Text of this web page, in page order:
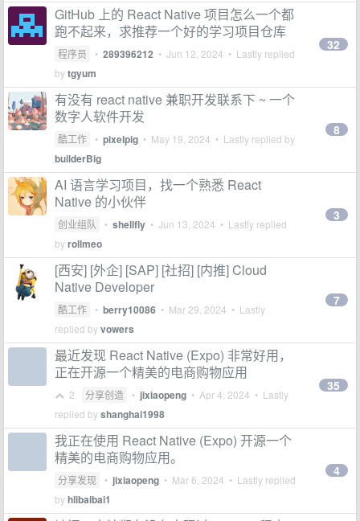
GitHub 上的 React Native 项目怎么一个都
跑不起来，求推荐一个好的学习项目仓库
程序员 • 289396212 • Jun 12, 2024 • Lastly replied
bytgyum
32
有没有 react native 兼职开发联系下 ~ 一个
数字人软件开发
酷工作 • pixelpig • May 19, 2024 • Lastly replied by
builderBig
8
AI 语言学习项目，找一个熟悉 React
Native 的小伙伴
创业组队 • shellfly • Jun 13, 2024 • Lastly replied
byrollmeo
3
[西安] [外企] [SAP] [社招] [内推] Cloud
Native Developer
酷工作 • berry10086 • Mar 29, 2024 • Lastly
replied byvowers
7
最近发现 React Native (Expo) 非常好用，
正在开源一个精美的电商购物应用
2 分享创造 • jixiaopeng • Apr 4, 2024 • Lastly
replied byshanghai1998
35
我正在使用 React Native (Expo) 开源一个
精美的电商购物应用。
分享发现 • jixiaopeng • Mar 6, 2024 • Lastly replied
byhlibaibai1
4